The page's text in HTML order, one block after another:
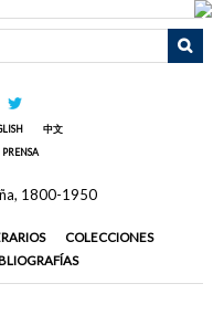
中文
PRENSA
COLECCIONES